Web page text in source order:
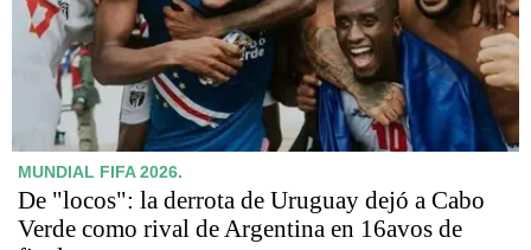
MUNDIAL FIFA 2026.
De "locos": la derrota de Uruguay dejó a Cabo
Verde como rival de Argentina en 16avos de